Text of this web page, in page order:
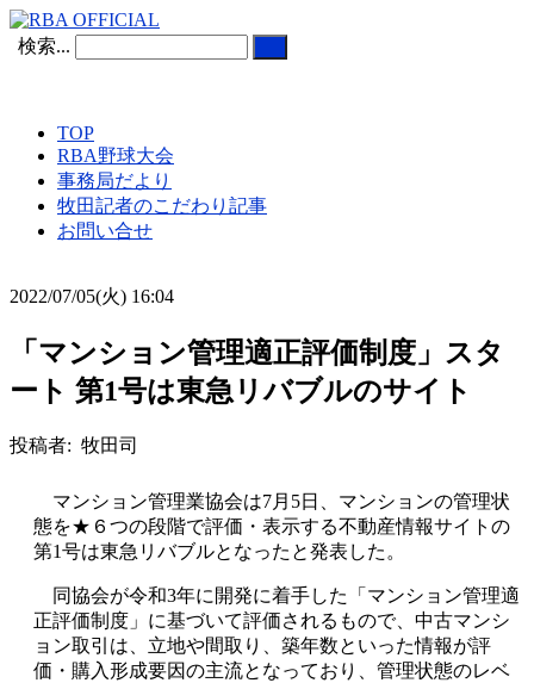
検索...
TOP
RBA野球大会
事務局だより
牧田記者のこだわり記事
お問い合せ
2022/07/05(火) 16:04
「マンション管理適正評価制度」スタ
ート 第1号は東急リバブルのサイト
投稿者: 牧田司
マンション管理業協会は7月5日、マンションの管理状
態を★６つの段階で評価・表示する不動産情報サイトの
第1号は東急リバブルとなったと発表した。
同協会が令和3年に開発に着手した「マンション管理適
正評価制度」に基づいて評価されるもので、中古マンシ
ョン取引は、立地や間取り、築年数といった情報が評
価・購入形成要因の主流となっており、管理状態のレベ